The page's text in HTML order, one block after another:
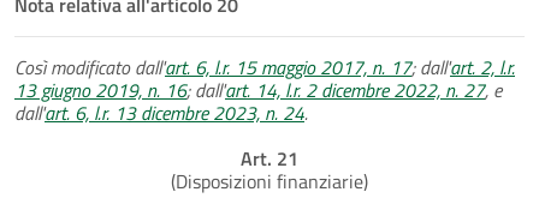
Così modificato dall'art. 6, l.r. 15 maggio 2017, n. 17; dall'art. 2, l.r.
13 giugno 2019, n. 16; dall'art. 14, l.r. 2 dicembre 2022, n. 27, e
dall'art. 6, l.r. 13 dicembre 2023, n. 24.
Art. 21
(Disposizioni finanziarie)